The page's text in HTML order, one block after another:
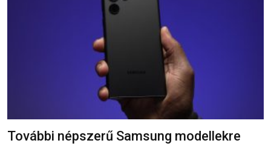
További népszerű Samsung modellekre